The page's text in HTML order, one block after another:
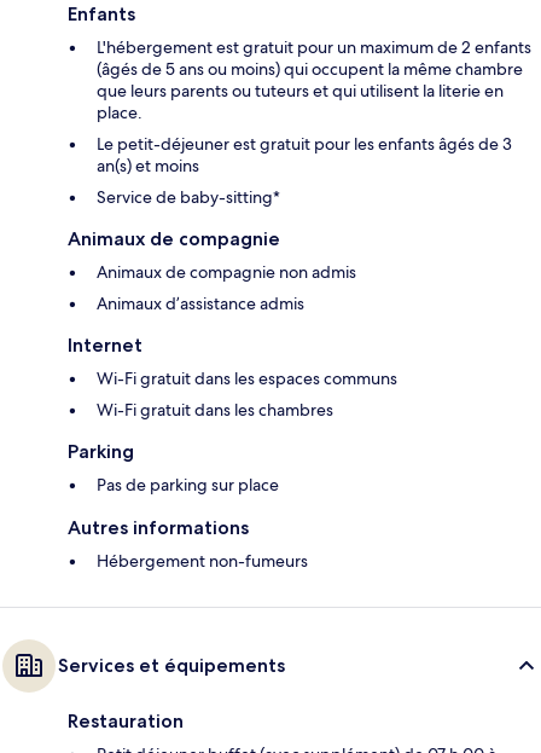
Enfants
L'hébergement est gratuit pour un maximum de 2 enfants
(âgés de 5 ans ou moins) qui occupent la même chambre
que leurs parents ou tuteurs et qui utilisent la literie en
place.
Le petit-déjeuner est gratuit pour les enfants âgés de 3
an(s) et moins
Service de baby-sitting*
Animaux de compagnie
Animaux de compagnie non admis
Animaux d’assistance admis
Internet
Wi-Fi gratuit dans les espaces communs
Wi-Fi gratuit dans les chambres
Parking
Pas de parking sur place
Autres informations
Hébergement non-fumeurs
Services et équipements
Restauration